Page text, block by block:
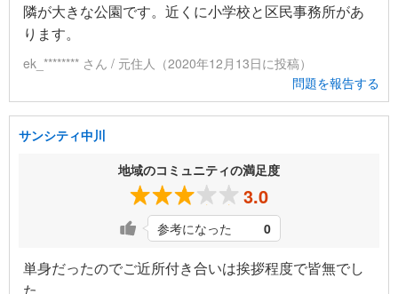
隣が大きな公園です。近くに小学校と区民事務所があ
ります。
ek_******** さん / 元住人（2020年12月13日に投稿）
問題を報告する
サンシティ中川
地域のコミュニティの満足度
3.0
参考になった 0
単身だったのでご近所付き合いは挨拶程度で皆無でし